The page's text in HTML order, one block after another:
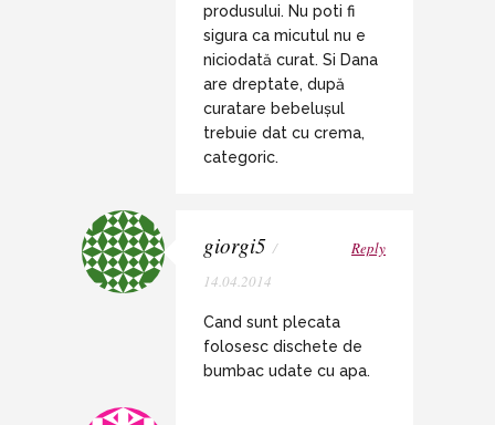
produsului. Nu poti fi
sigura ca micutul nu e
niciodată curat. Si Dana
are dreptate, după
curatare bebelușul
trebuie dat cu crema,
categoric.
giorgi5 /
14.04.2014
Reply
Cand sunt plecata
folosesc dischete de
bumbac udate cu apa.